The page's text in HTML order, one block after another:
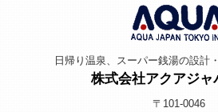
日帰り温泉、スーパー銭湯の設計
株式会社アクアジャ
〒101-0046